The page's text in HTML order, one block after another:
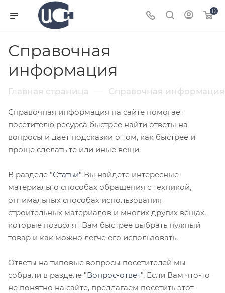
0
Справочная
информация
Главная страница Справочная информация
Справочная информация на сайте помогает
посетителю ресурса быстрее найти ответы на
вопросы и дает подсказки о том, как быстрее и
проще сделать те или иные вещи.
В разделе "Статьи" Вы найдете интересные
материалы о способах обращения с техникой,
оптимальных способах использования
строительных материалов и многих других вещах,
которые позволят Вам быстрее выбрать нужный
товар и как можно легче его использовать.
Ответы на типовые вопросы посетителей мы
собрали в разделе "Вопрос-ответ". Если Вам что-то
не понятно на сайте, предлагаем посетить этот